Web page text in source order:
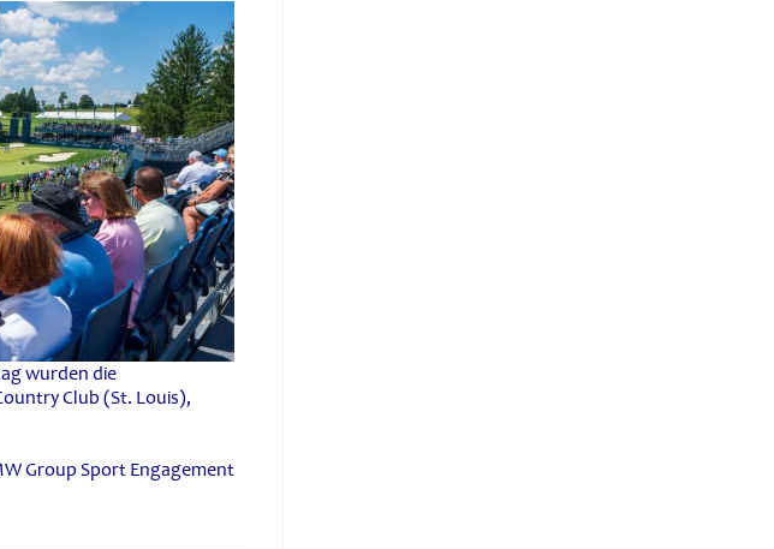
wurden die
Club (St. Louis),
Group Sport Engagement